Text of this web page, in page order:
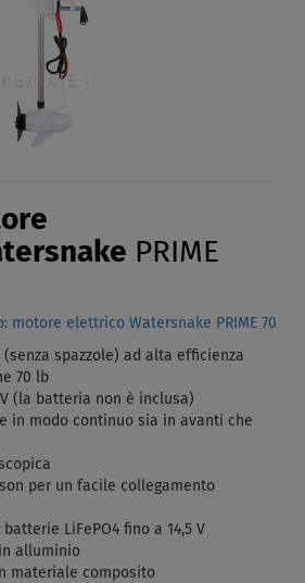
PRIME
motore elettrico Watersnake PRIME 70
spazzole) ad alta efficienza
70 lb
(la batteria non è inclusa)
in modo continuo sia in avanti che
per un facile collegamento
LiFePO4 fino a 14,5 V
alluminio
materiale composito